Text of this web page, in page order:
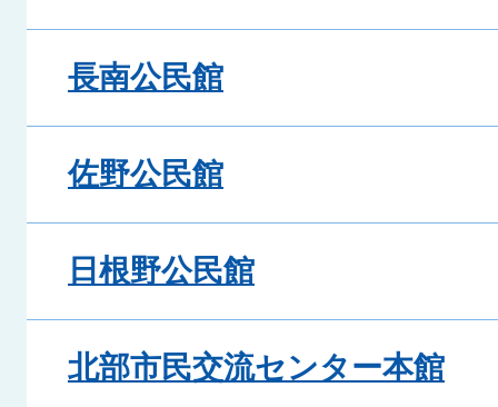
長南公民館
佐野公民館
日根野公民館
北部市民交流センター本館